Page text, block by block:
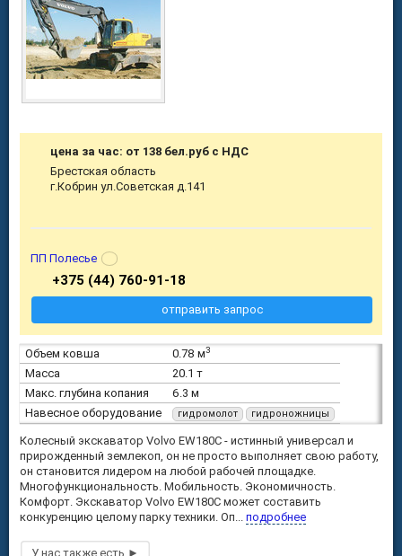
Объем ковша 0.78 м3
Масса
20.1 т
Макс. глубина копания
6.3 м
Навесное оборудование
гидромолот гидроножницы
Колесный экскаватор Volvo EW180C - истинный универсал и
прирожденный землекоп, он не просто выполняет свою работу,
он становится лидером на любой рабочей площадке.
Многофункциональность. Мобильность. Экономичность.
Комфорт. Экскаватор Volvo EW180C может составить
конкуренцию целому парку техники. Оп... подробнее
цена за час: от 138 бел.руб с НДС
Брестская область
г.Кобрин ул.Советская д.141
ПП Полесье
+375 (44) 760-91-18
отправить запрос